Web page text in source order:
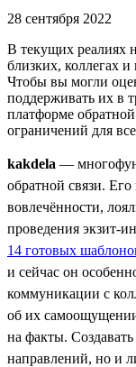
28 сентября 2022
В текущих реалиях
близких, коллегах
Чтобы вы могли
поддерживать их в
платформе обратной
ограничений для
kakdela —
обратной связи.
вовлечённости,
проведения экзит-
14 готовых
и сейчас он
коммуникации с
об их
на факты.
направлений, но и